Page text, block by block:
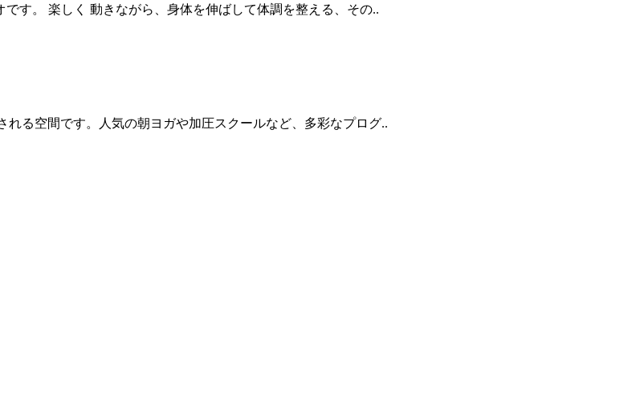
す。 楽しく 動きながら、身体を伸ばして体調を整える、その..
る空間です。人気の朝ヨガや加圧スクールなど、多彩なプログ..